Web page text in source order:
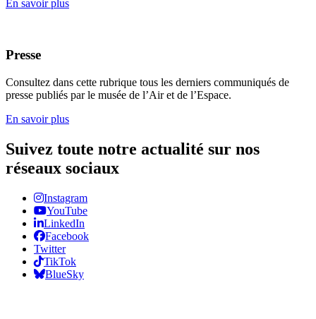
En savoir plus
Presse
Consultez dans cette rubrique tous les derniers communiqués de
presse publiés par le musée de l’Air et de l’Espace.
En savoir plus
Suivez toute notre actualité sur nos
réseaux sociaux
Instagram
YouTube
LinkedIn
Facebook
Twitter
TikTok
BlueSky